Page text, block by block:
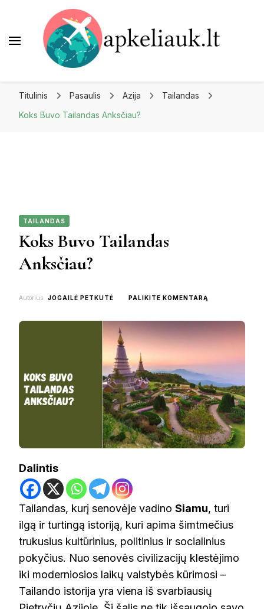
Titulinis Pasaulis Azija
Tailandas
Koks Buvo Tailandas Anksčiau?
TAILANDAS
Koks Buvo Tailandas
Anksčiau?
Autorius JOGAILĖ PETKUTĖ PALIKITE KOMENTARĄ
Dalintis
Tailandas, kurį senovėje vadino Siamu, turi
ilgą ir turtingą istoriją, kuri apima šimtmečius
trukusius kultūrinius, politinius ir socialinius
pokyčius. Nuo senovės civilizacijų klestėjimo
iki moderniosios laikų valstybės kūrimosi –
Tailando istorija yra viena iš svarbiausių